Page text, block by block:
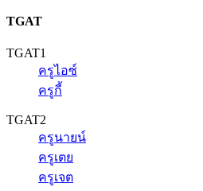
TGAT
TGAT1
ครูไอซ์
ครูกี้
TGAT2
ครูนายน์
ครูเตย
ครูเจต